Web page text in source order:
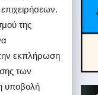
της
εκπλήρωση
των
υποβολή